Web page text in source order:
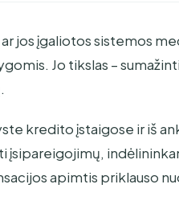
jos įgaliotos sistemos
Jo tikslas –
kredito įstaigose ir iš
įsipareigojimų,
apimtis priklauso